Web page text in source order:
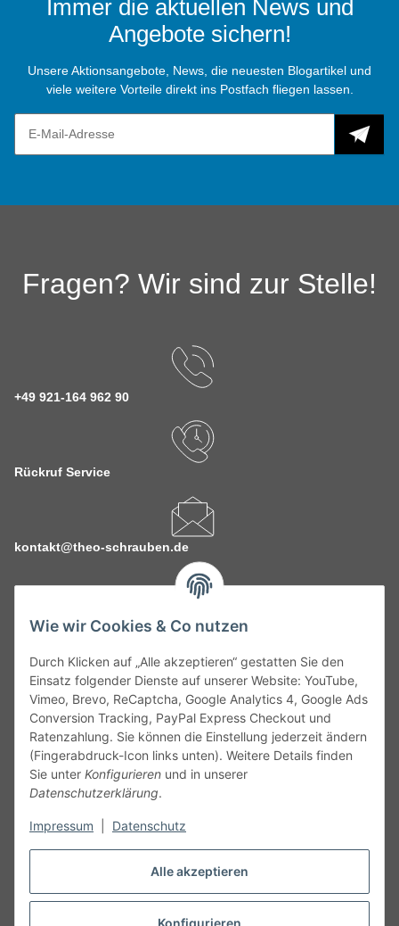
Alle akzeptieren
Wie wir Cookies & Co nutzen
Durch Klicken auf „Alle akzeptieren“ gestatten Sie den
Einsatz folgender Dienste auf unserer Website: YouTube,
Vimeo, Brevo, ReCaptcha, Google Analytics 4, Google Ads
Conversion Tracking, PayPal Express Checkout und
Ratenzahlung. Sie können die Einstellung jederzeit ändern
(Fingerabdruck-Icon links unten). Weitere Details finden
Sie unter Konfigurieren und in unserer
Datenschutzerklärung.
Impressum Datenschutz
Immer die aktuellen News und
Angebote sichern!
Unsere Aktionsangebote, News, die neuesten Blogartikel und
viele weitere Vorteile direkt ins Postfach fliegen lassen.
Fragen? Wir sind zur Stelle!
+49 921-164 962 90
Rückruf Service
kontakt@theo-schrauben.de
Service
Gesetzliche Informationen
Alle technischen Angaben ohne Gewähr. Irrtümer und fehlerhafte
Angaben vorbehalten. Wenn Sie Datenblätter oder spezielle
unseren Kundenservice. Abbildungen der Artikel können
Vertrag widerrufen